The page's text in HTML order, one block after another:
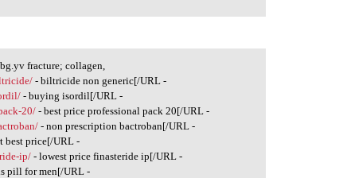
fracture; collagen,
- biltricide non generic[/URL -
- buying isordil[/URL -
20/ - best price professional pack 20[/URL -
- non prescription bactroban[/URL -
best price[/URL -
ip/ - lowest price finasteride ip[/URL -
pill for men[/URL -